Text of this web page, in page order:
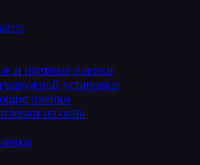
и цветные пленки
установки
пленки
на окна